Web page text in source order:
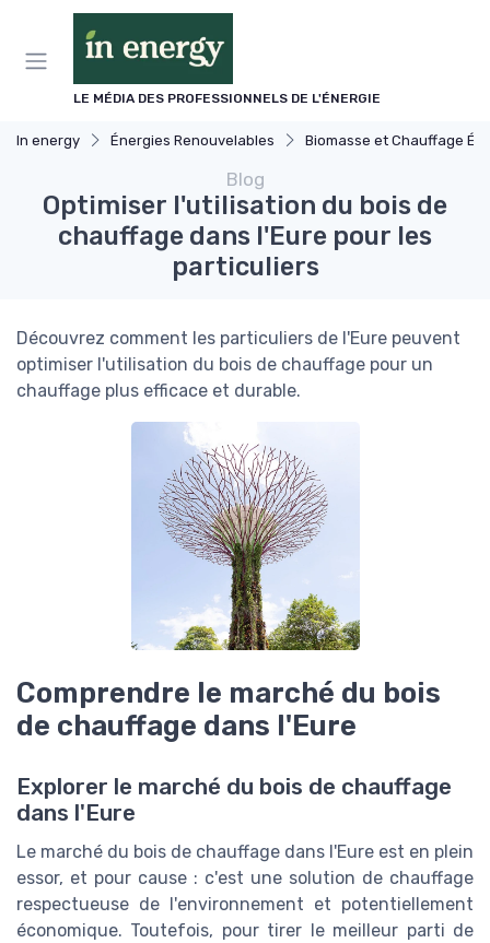
LE MÉDIA DES PROFESSIONNELS DE L'ÉNERGIE
In energy Énergies Renouvelables Biomasse et Chauffage Écologique
Blog
Optimiser l'utilisation du bois de
chauffage dans l'Eure pour les
particuliers
Découvrez comment les particuliers de l'Eure peuvent
optimiser l'utilisation du bois de chauffage pour un
chauffage plus efficace et durable.
Comprendre le marché du bois
de chauffage dans l'Eure
Explorer le marché du bois de chauffage
dans l'Eure
Le marché du bois de chauffage dans l'Eure est en plein
essor, et pour cause : c'est une solution de chauffage
respectueuse de l'environnement et potentiellement
économique. Toutefois, pour tirer le meilleur parti de
Panneau de gestion des cookies